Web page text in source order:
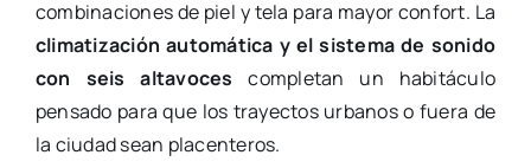
combinaciones de piel y tela para mayor confort. La
climatización automática y el sistema de sonido
con seis altavoces completan un habitáculo
pensado para que los trayectos urbanos o fuera de
la ciudad sean placenteros.